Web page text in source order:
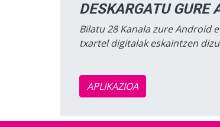
DESKARGATU GURE
Bilatu 28 Kanala zure Android
txartel digitalak eskaintzen
APLIKAZIOA